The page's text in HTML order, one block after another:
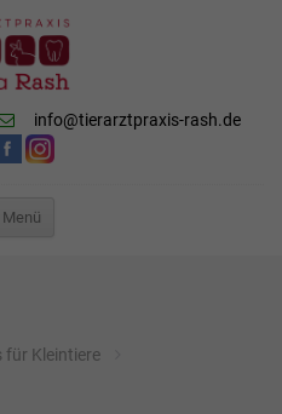
info@tierarztpraxis-rash.de
Menü
für Kleintiere